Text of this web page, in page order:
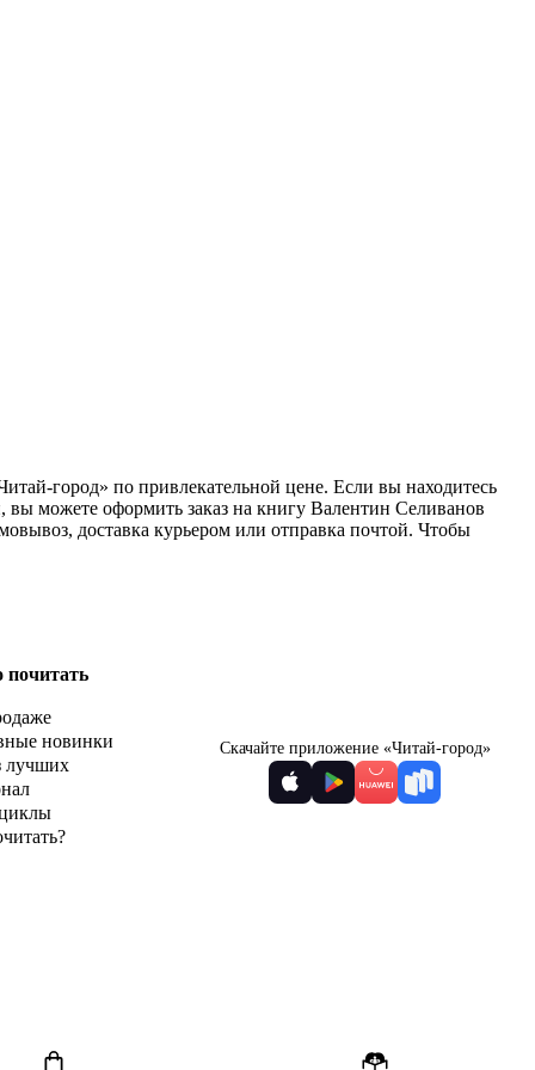
город» по привлекательной цене. Если вы находитесь
можете оформить заказ на книгу Валентин Селиванов
доставка курьером или отправка почтой. Чтобы
почитать
новинки
лучших
Скачайте приложение «Читай-город»